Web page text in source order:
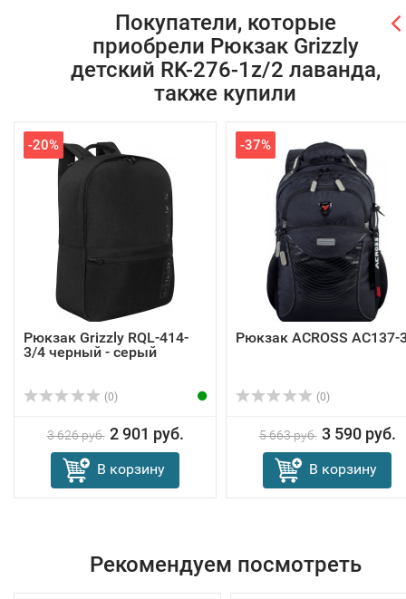
Покупатели, которые
приобрели Рюкзак Grizzly
детский RK-276-1z/2 лаванда,
также купили
-20%
Рюкзак Grizzly RQL-414-
3/4 черный - серый
(0)
3 626 руб. 2 901 руб.
В корзину
-37%
Рюкзак ACROSS AC137-
(0)
5 663 руб. 3 590 руб.
В корзину
Рекомендуем посмотреть